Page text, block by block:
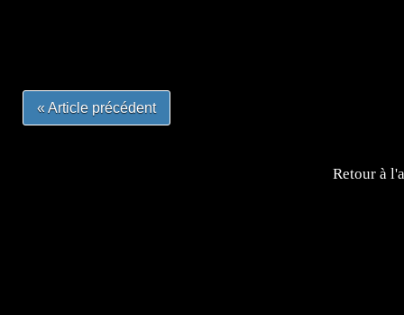
« Article précédent
Retour à